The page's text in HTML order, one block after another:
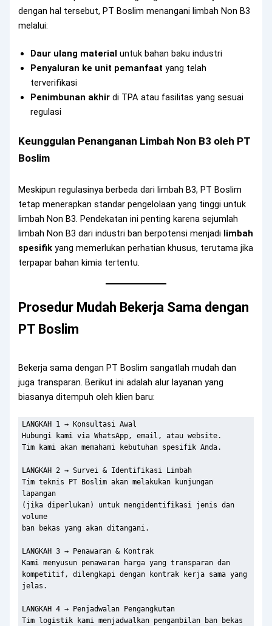
dengan hal tersebut, PT Boslim menangani limbah Non B3
melalui:
Daur ulang material untuk bahan baku industri
Penyaluran ke unit pemanfaat yang telah
terverifikasi
Penimbunan akhir di TPA atau fasilitas yang sesuai
regulasi
Keunggulan Penanganan Limbah Non B3 oleh PT
Boslim
Meskipun regulasinya berbeda dari limbah B3, PT Boslim
tetap menerapkan standar pengelolaan yang tinggi untuk
limbah Non B3. Pendekatan ini penting karena sejumlah
limbah Non B3 dari industri ban berpotensi menjadi limbah
spesifik yang memerlukan perhatian khusus, terutama jika
terpapar bahan kimia tertentu.
Prosedur Mudah Bekerja Sama dengan
PT Boslim
Bekerja sama dengan PT Boslim sangatlah mudah dan
juga transparan. Berikut ini adalah alur layanan yang
biasanya ditempuh oleh klien baru:
LANGKAH 1 → Konsultasi Awal
Hubungi kami via WhatsApp, email, atau website.
Tim kami akan memahami kebutuhan spesifik Anda.
LANGKAH 2 → Survei & Identifikasi Limbah
Tim teknis PT Boslim akan melakukan kunjungan
lapangan
(jika diperlukan) untuk mengidentifikasi jenis dan
volume
ban bekas yang akan ditangani.
LANGKAH 3 → Penawaran & Kontrak
Kami menyusun penawaran harga yang transparan dan
kompetitif, dilengkapi dengan kontrak kerja sama yang
jelas.
LANGKAH 4 → Penjadwalan Pengangkutan
Tim logistik kami menjadwalkan pengambilan ban bekas